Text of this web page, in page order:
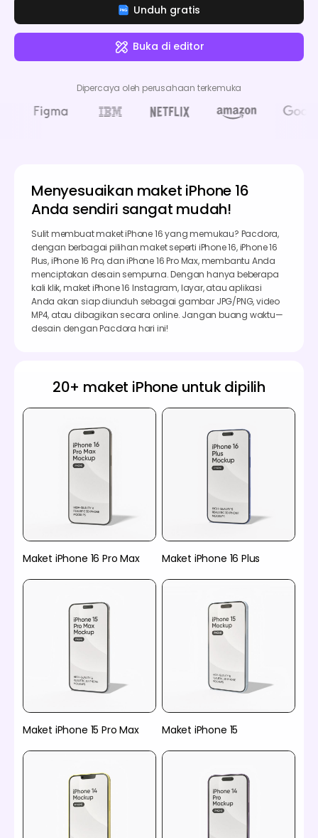
Unduh gratis
Buka di editor
Dipercaya oleh perusahaan terkemuka
Menyesuaikan maket iPhone 16
Anda sendiri sangat mudah!
Sulit membuat maket iPhone 16 yang memukau? Pacdora,
dengan berbagai pilihan maket seperti iPhone 16, iPhone 16
Plus, iPhone 16 Pro, dan iPhone 16 Pro Max, membantu Anda
menciptakan desain sempurna. Dengan hanya beberapa
kali klik, maket iPhone 16 Instagram, layar, atau aplikasi
Anda akan siap diunduh sebagai gambar JPG/PNG, video
MP4, atau dibagikan secara online. Jangan buang waktu—
desain dengan Pacdora hari ini!
20+ maket iPhone untuk dipilih
Maket iPhone 16 Pro Max Maket iPhone 16 Plus
Maket iPhone 15 Pro Max Maket iPhone 15